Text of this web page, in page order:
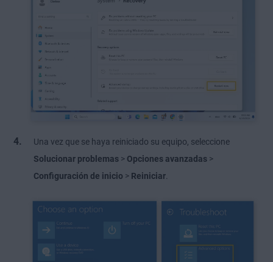
Una vez que se haya reiniciado su equipo, seleccione
Solucionar problemas > Opciones avanzadas >
Configuración de inicio > Reiniciar